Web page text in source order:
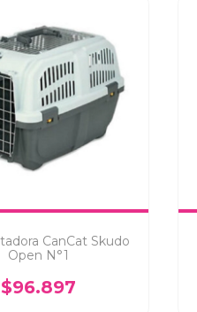
CanCat Skudo
Open N°1
$96.897